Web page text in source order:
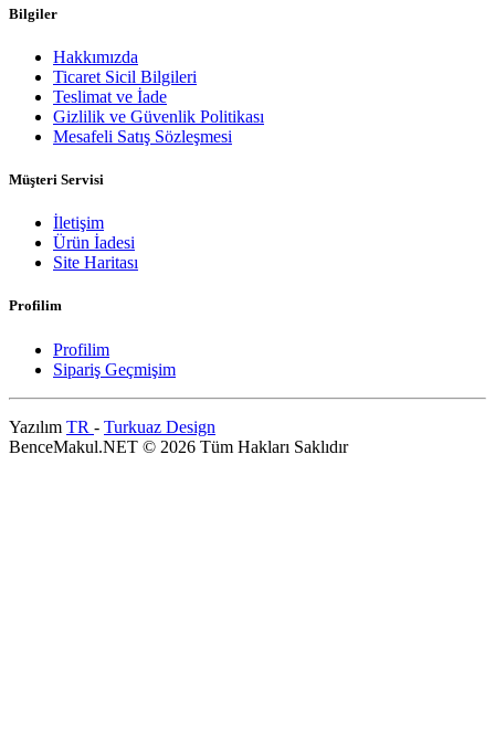
Bilgiler
Hakkımızda
Ticaret Sicil Bilgileri
Teslimat ve İade
Gizlilik ve Güvenlik Politikası
Mesafeli Satış Sözleşmesi
Müşteri Servisi
İletişim
Ürün İadesi
Site Haritası
Profilim
Profilim
Sipariş Geçmişim
Yazılım TR - Turkuaz Design
BenceMakul.NET © 2026 Tüm Hakları Saklıdır